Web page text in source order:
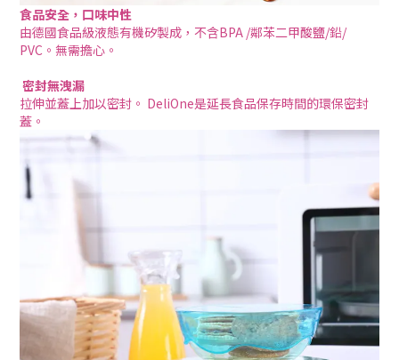
食品安全，口味中性
由德國食品級液態有機矽製成，不含BPA /鄰苯二甲酸鹽/鉛/
PVC。無需擔心。
密封無洩漏
拉伸並蓋上加以密封。 DeliOne是延長食品保存時間的環保密封
蓋。